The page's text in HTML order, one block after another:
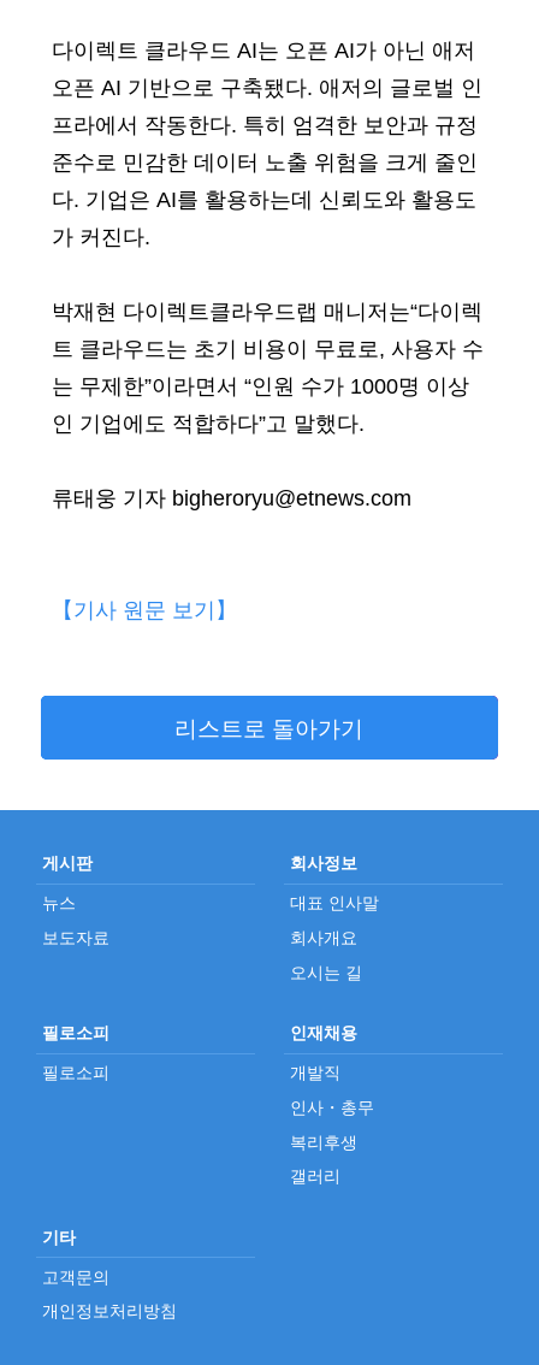
다이렉트 클라우드 AI는 오픈 AI가 아닌 애저
오픈 AI 기반으로 구축됐다. 애저의 글로벌 인
프라에서 작동한다. 특히 엄격한 보안과 규정
준수로 민감한 데이터 노출 위험을 크게 줄인
다. 기업은 AI를 활용하는데 신뢰도와 활용도
가 커진다.
박재현 다이렉트클라우드랩 매니저는“다이렉
트 클라우드는 초기 비용이 무료로, 사용자 수
는 무제한”이라면서 “인원 수가 1000명 이상
인 기업에도 적합하다”고 말했다.
류태웅 기자 bigheroryu@etnews.com
【기사 원문 보기】
리스트로 돌아가기
게시판
뉴스
보도자료
회사정보
대표 인사말
회사개요
오시는 길
필로소피
필로소피
인재채용
개발직
인사・총무
복리후생
갤러리
기타
고객문의
개인정보처리방침